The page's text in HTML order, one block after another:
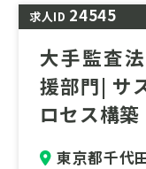
求人ID 24545
大手監査
援部門| サ
ロセス構築
東京都千代